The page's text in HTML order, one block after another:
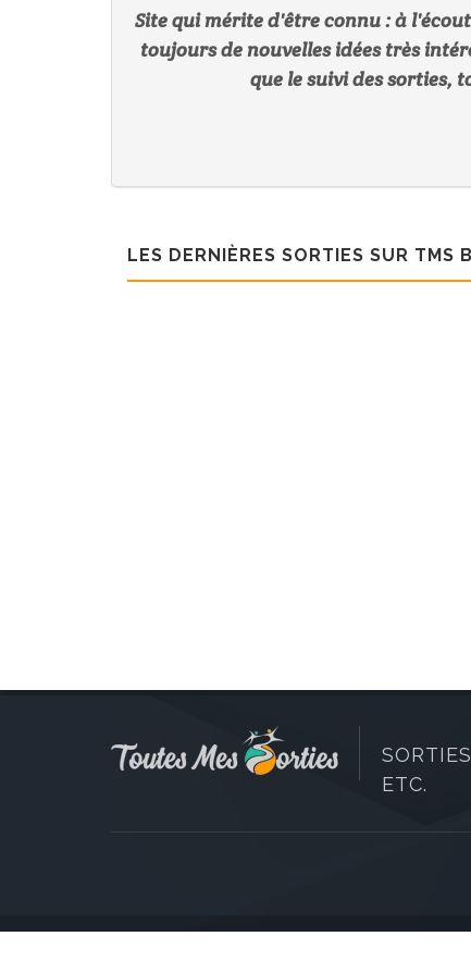
Site qui mérite d'être connu : à
toujours de nouvelles idées très
que le suivi des sorties,
LES DERNIÈRES SORTIES SUR
ETC.